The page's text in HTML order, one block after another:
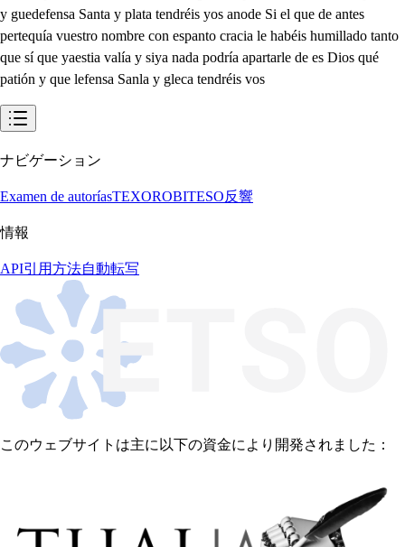
ナビゲーション
Examen de autoríasTEXOROBITESO反響
情報
API引用方法自動転写
このウェブサイトは主に以下の資金により開発されました：